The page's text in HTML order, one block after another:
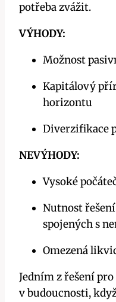
potřeba zvážit.
VÝHODY:
Možnost
Kapitálový
horizontu
Diverzifikace
NEVÝHODY:
Vysoké
Nutnost
spojených s
Omezená
Jedním z řešení
v budoucnosti,